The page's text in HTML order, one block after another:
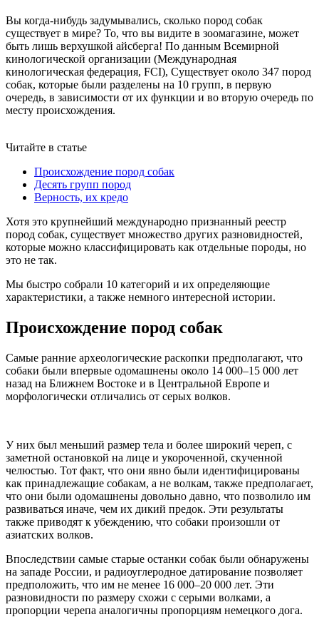
Вы когда-нибудь задумывались, сколько пород собак
существует в мире? То, что вы видите в зоомагазине, может
быть лишь верхушкой айсберга! По данным Всемирной
кинологической организации (Международная
кинологическая федерация, FCI), Существует около 347 пород
собак, которые были разделены на 10 групп, в первую
очередь, в зависимости от их функции и во вторую очередь по
месту происхождения.
Читайте в статье
Происхождение пород собак
Десять групп пород
Верность, их кредо
Хотя это крупнейший международно признанный реестр
пород собак, существует множество других разновидностей,
которые можно классифицировать как отдельные породы, но
это не так.
Мы быстро собрали 10 категорий и их определяющие
характеристики, а также немного интересной истории.
Происхождение пород собак
Самые ранние археологические раскопки предполагают, что
собаки были впервые одомашнены около 14 000–15 000 лет
назад на Ближнем Востоке и в Центральной Европе и
морфологически отличались от серых волков.
У них был меньший размер тела и более широкий череп, с
заметной остановкой на лице и укороченной, скученной
челюстью. Тот факт, что они явно были идентифицированы
как принадлежащие собакам, а не волкам, также предполагает,
что они были одомашнены довольно давно, что позволило им
развиваться иначе, чем их дикий предок. Эти результаты
также приводят к убеждению, что собаки произошли от
азиатских волков.
Впоследствии самые старые останки собак были обнаружены
на западе России, и радиоуглеродное датирование позволяет
предположить, что им не менее 16 000–20 000 лет. Эти
разновидности по размеру схожи с серыми волками, а
пропорции черепа аналогичны пропорциям немецкого дога.